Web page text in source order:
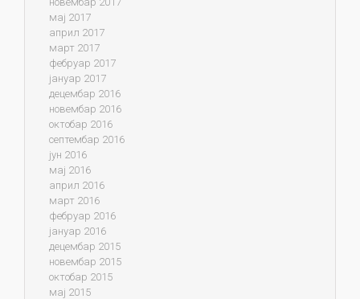
мај 2017
април 2017
март 2017
фебруар 2017
јануар 2017
децембар 2016
новембар 2016
октобар 2016
септембар 2016
јун 2016
мај 2016
април 2016
март 2016
фебруар 2016
јануар 2016
децембар 2015
новембар 2015
октобар 2015
мај 2015